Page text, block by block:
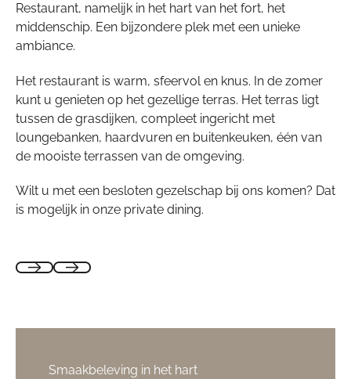
Restaurant, namelijk in het hart van het fort, het
middenschip. Een bijzondere plek met een unieke
ambiance.
Het restaurant is warm, sfeervol en knus. In de zomer
kunt u genieten op het gezellige terras. Het terras ligt
tussen de grasdijken, compleet ingericht met
loungebanken, haardvuren en buitenkeuken, één van
de mooiste terrassen van de omgeving.
Wilt u met een besloten gezelschap bij ons komen? Dat
is mogelijk in onze private dining.
Smaakbeleving in het hart